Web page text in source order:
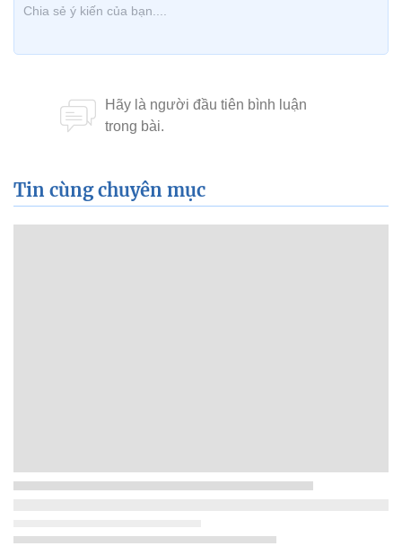
Tin cùng chuyên mục